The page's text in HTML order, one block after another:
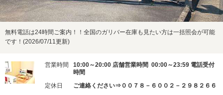
無料電話は24時間ご案内！！全国のガリバー在庫も見たい方は一括照会が可能
です！(2026/07/11更新)
営業時間
10:00～20:00 店舗営業時間 00:00～23:59 電話受付
時間
定休日
ご連絡ください⇒００７８－６００２－２９８２６６